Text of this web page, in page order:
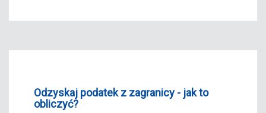
Odzyskaj podatek z zagranicy - jak to
obliczyć?